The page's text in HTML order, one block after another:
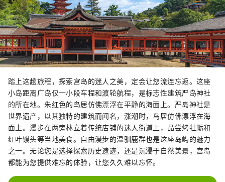
踏上这趟旅程，探索宫岛的迷人之美，定会让您流连忘返。这座
小岛距离广岛仅一小段车程和渡轮航程，是标志性建筑严岛神社
的所在地。朱红色的鸟居仿佛漂浮在平静的海面上。严岛神社是
世界遗产，以其独特的建筑而闻名，涨潮时，鸟居仿佛漂浮在海
面上。漫步在两旁林立着传统店铺的迷人街道上，品尝烤牡蛎和
红叶馒头等当地美食。自由漫步的温驯鹿群也是这座岛屿的魅力
之一。无论您是选择探索历史遗迹，还是沉浸于自然美景，宫岛
都能为您提供难忘的体验，让您久久难以忘怀。